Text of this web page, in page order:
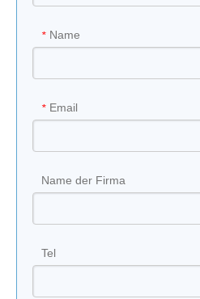
* Name
* Email
Name der Firma
Tel